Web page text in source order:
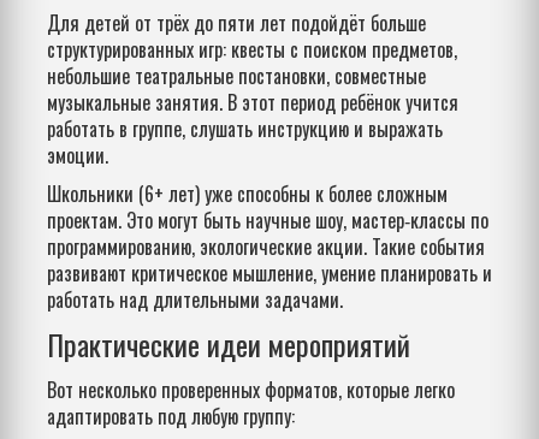
Для детей от трёх до пяти лет подойдёт больше
структурированных игр: квесты с поиском предметов,
небольшие театральные постановки, совместные
музыкальные занятия. В этот период ребёнок учится
работать в группе, слушать инструкцию и выражать
эмоции.
Школьники (6+ лет) уже способны к более сложным
проектам. Это могут быть научные шоу, мастер‑классы по
программированию, экологические акции. Такие события
развивают критическое мышление, умение планировать и
работать над длительными задачами.
Практические идеи мероприятий
Вот несколько проверенных форматов, которые легко
адаптировать под любую группу: